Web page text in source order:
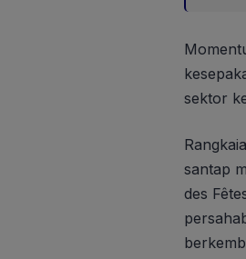
sektor
santap
des